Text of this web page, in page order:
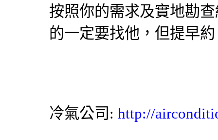
按照你的需求及實地勘
的一定要找他，但提早
冷氣公司: http://